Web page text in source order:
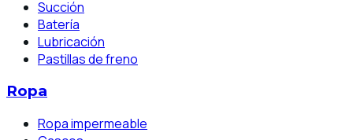
Succión
Batería
Lubricación
Pastillas de freno
Ropa
Ropa impermeable